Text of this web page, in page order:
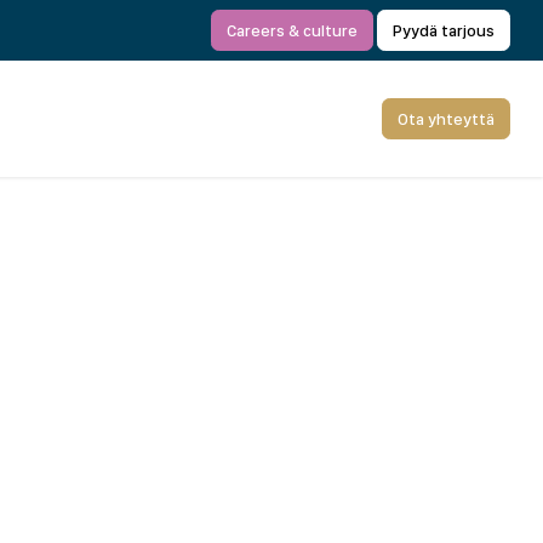
Careers & culture Pyydä tarjous
Ota yhteyttä